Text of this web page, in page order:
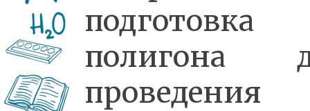
подготовка
полигона
проведения